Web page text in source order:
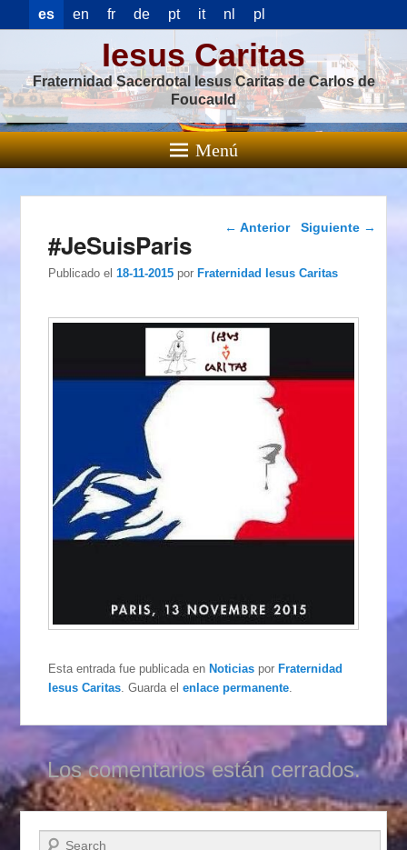
es en fr de pt it nl pl
Iesus Caritas
Fraternidad Sacerdotal Iesus Caritas de Carlos de
Foucauld
Menú
Navegación de
entradas
← Anterior Siguiente →
#JeSuisParis
Publicado el 18-11-2015 porFraternidad Iesus Caritas
Esta entrada fue publicada en Noticias por Fraternidad
Iesus Caritas. Guarda elenlace permanente.
Los comentarios están cerrados.
Buscar